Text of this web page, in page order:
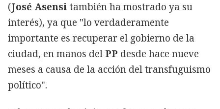
(José Asensi también ha mostrado ya su
interés), ya que "lo verdaderamente
importante es recuperar el gobierno de la
ciudad, en manos del PP desde hace nueve
meses a causa de la acción del transfuguismo
político".